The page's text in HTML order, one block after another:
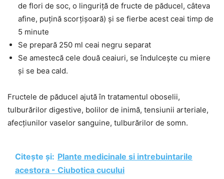
de flori de soc, o linguriță de fructe de păducel, câteva
afine, puțină scorțișoară) și se fierbe acest ceai timp de
5 minute
Se prepară 250 ml ceai negru separat
Se amestecă cele două ceaiuri, se îndulcește cu miere
și se bea cald.
Fructele de păducel ajută în tratamentul oboselii,
tulburărilor digestive, bolilor de inimă, tensiunii arteriale,
afecțiunilor vaselor sanguine, tulburărilor de somn.
Citește și: Plante medicinale si intrebuintarile
acestora - Ciubotica cucului